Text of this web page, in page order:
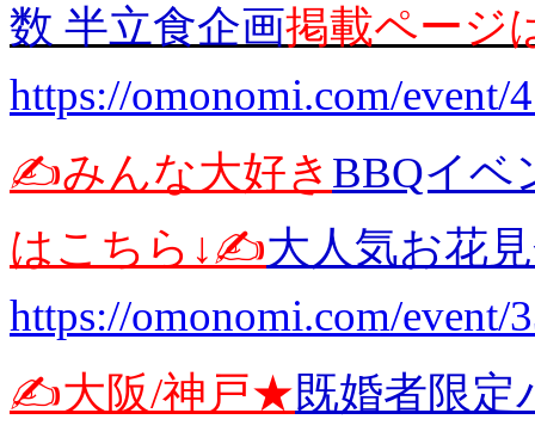
数 半立食企画掲載ペー
https://omonomi.com/event/
✍️みんな大好き BBQイベ
はこちら↓✍️大人気お花
https://omonomi.com/event/
✍️大阪/神戸★既婚者限